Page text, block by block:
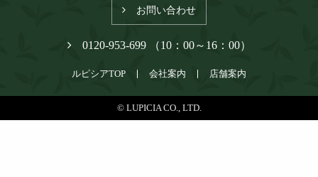
お問い合わせ
0120-953-699 （10：00～16：00）
ルピシアTOP 会社案内 店舗案内
© LUPICIA CO., LTD.